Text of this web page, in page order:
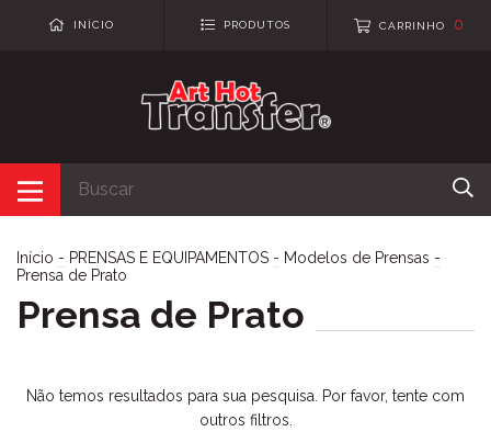
INÍCIO PRODUTOS CARRINHO 0
Início - PRENSAS E EQUIPAMENTOS - Modelos de Prensas -
Prensa de Prato
Prensa de Prato
Não temos resultados para sua pesquisa. Por favor, tente com
outros filtros.